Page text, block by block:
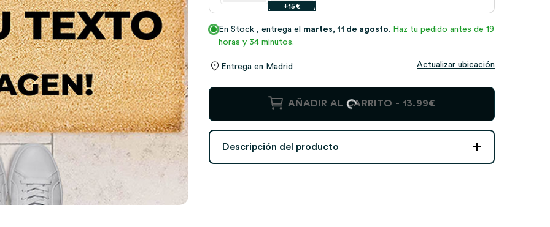
+15€
En Stock , entrega el martes, 11 de agosto. Haz tu pedido antes de 19
horas y 34 minutos.
Entrega en Madrid Actualizar ubicación
Felpudo
personalizado
con
Foto
AÑADIR AL CARRITO - 13.99€
Descripción del producto